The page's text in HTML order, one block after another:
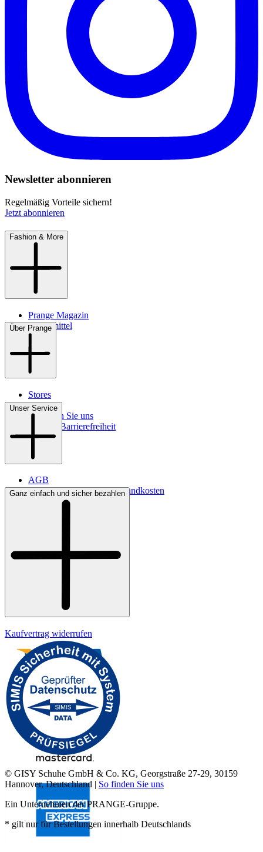
Newsletter abonnieren
Regelmäßig Vorteile sichern!
Jetzt abonnieren
Fashion & More
Prange Magazin
Pflegemittel
Über Prange
Stores
Kontakt
So finden Sie uns
Digitale Barrierefreiheit
Unser Service
AGB
Lieferbedingungen & Versandkosten
Bezahlung
Ganz einfach und sicher bezahlen
Kaufvertrag widerrufen
© GISY Schuhe GmbH & Co. KG, Georgstraße 27-29, 30159
Hannover, Deutschland | So finden Sie uns
Ein Unternehmen der PRANGE-Gruppe.
* gilt nur für Bestellungen innerhalb Deutschlands